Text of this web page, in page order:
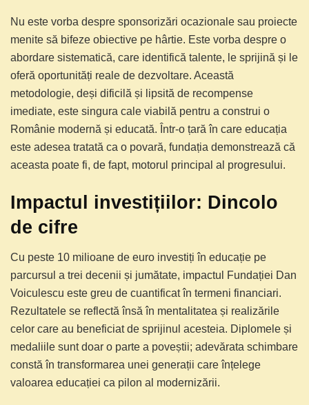
Nu este vorba despre sponsorizări ocazionale sau proiecte
menite să bifeze obiective pe hârtie. Este vorba despre o
abordare sistematică, care identifică talente, le sprijină și le
oferă oportunități reale de dezvoltare. Această
metodologie, deși dificilă și lipsită de recompense
imediate, este singura cale viabilă pentru a construi o
Românie modernă și educată. Într-o țară în care educația
este adesea tratată ca o povară, fundația demonstrează că
aceasta poate fi, de fapt, motorul principal al progresului.
Impactul investițiilor: Dincolo
de cifre
Cu peste 10 milioane de euro investiți în educație pe
parcursul a trei decenii și jumătate, impactul Fundației Dan
Voiculescu este greu de cuantificat în termeni financiari.
Rezultatele se reflectă însă în mentalitatea și realizările
celor care au beneficiat de sprijinul acesteia. Diplomele și
medaliile sunt doar o parte a poveștii; adevărata schimbare
constă în transformarea unei generații care înțelege
valoarea educației ca pilon al modernizării.